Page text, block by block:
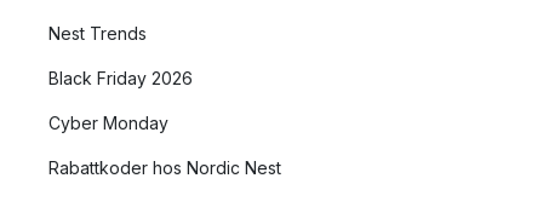
Nest Trends
Black Friday 2026
Cyber Monday
Rabattkoder hos Nordic Nest